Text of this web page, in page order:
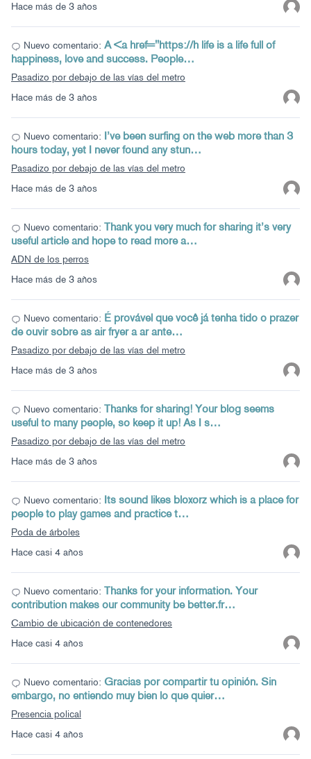
Hace más de 3 años
Hace más de 3 años
Nuevo comentario: A <a href="https://h life is a life full of
happiness, love and success. People…
Pasadizo por debajo de las vías del metro
Hace más de 3 años
Nuevo comentario: I’ve been surfing on the web more than 3
hours today, yet I never found any stun…
Pasadizo por debajo de las vías del metro
Hace más de 3 años
Nuevo comentario: Thank you very much for sharing it’s very
useful article and hope to read more a…
ADN de los perros
Hace más de 3 años
Nuevo comentario: É provável que você já tenha tido o prazer
de ouvir sobre as air fryer a ar ante…
Pasadizo por debajo de las vías del metro
Hace más de 3 años
Nuevo comentario: Thanks for sharing! Your blog seems
useful to many people, so keep it up! As I s…
Pasadizo por debajo de las vías del metro
Hace casi 4 años
Nuevo comentario: Its sound likes bloxorz which is a place for
people to play games and practice t…
Poda de árboles
Hace casi 4 años
Nuevo comentario: Thanks for your information. Your
contribution makes our community be better.fr…
Cambio de ubicación de contenedores
Hace casi 4 años
Nuevo comentario: Gracias por compartir tu opinión. Sin
embargo, no entiendo muy bien lo que quier…
Presencia polical